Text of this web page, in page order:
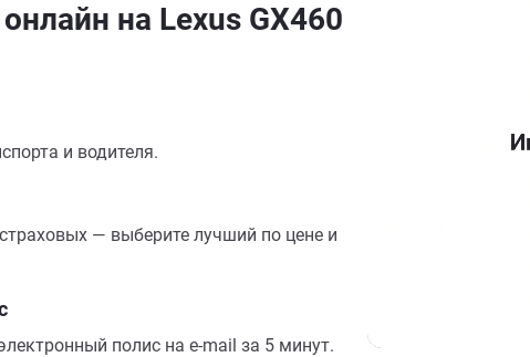
на Lexus GX460
и водителя.
— выберите лучший по цене и
полис на e-mail за 5 минут.